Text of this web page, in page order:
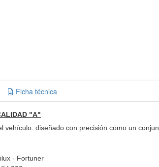
Ficha técnica